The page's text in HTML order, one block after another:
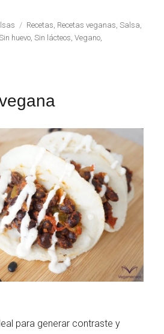
Etiquetas
Recetas, Recetas veganas,Salsa,
huevo,Sin lácteos,Vegano,
para generar contraste y